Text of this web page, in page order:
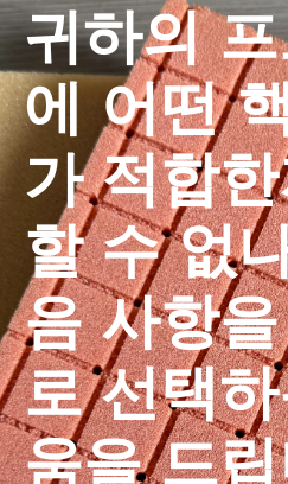
귀하의
에 어떤
가 적합
할 수 없
음 사항
로 선택
움을 드